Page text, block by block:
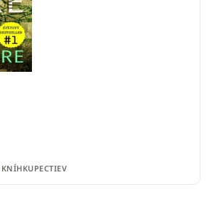
KNÍHKUPECTIEV